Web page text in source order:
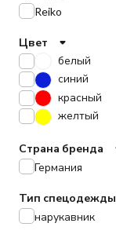
Reiko
Цвет
белый
синий
красный
желтый
Страна бренда
Германия
Тип спецодежды
нарукавник